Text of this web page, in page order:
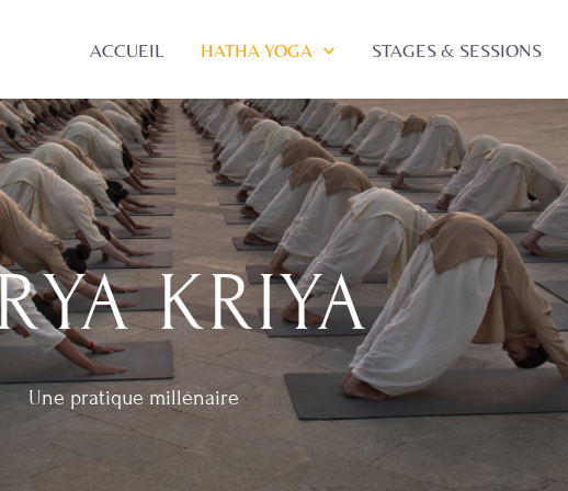
ACCUEIL HATHA YOGA STAGES & SESSIONS
KRIYA
Une pratique millénaire